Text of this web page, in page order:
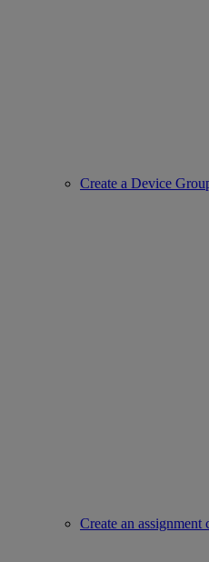
Create a Device
Create an